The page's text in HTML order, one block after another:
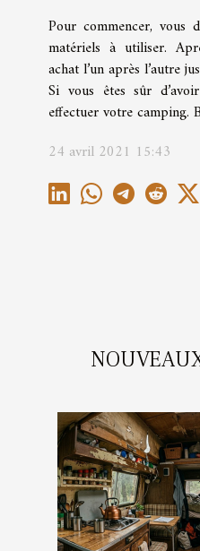
Pour commencer, vous
matériels à utiliser.
achat l’un après l’autre
Si vous êtes sûr
effectuer votre camping.
24 avril 2021 15:43